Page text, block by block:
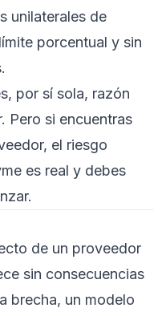
unilaterales de
porcentual y sin
por sí sola, razón
Pero si encuentras
el riesgo
es real y debes
de un proveedor
sin consecuencias
brecha, un modelo